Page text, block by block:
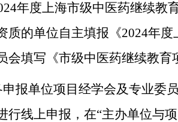
年度上海市级中医药继续教
质的单位自主填报《2024年度
会填写《市级中医药继续教
申报单位项目经学会及专业委
行线上申报，在“主办单位与